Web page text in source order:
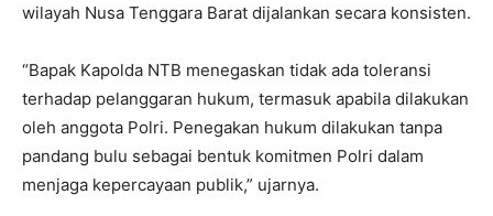
wilayah Nusa Tenggara Barat dijalankan secara konsisten.
“Bapak Kapolda NTB menegaskan tidak ada toleransi
terhadap pelanggaran hukum, termasuk apabila dilakukan
oleh anggota Polri. Penegakan hukum dilakukan tanpa
pandang bulu sebagai bentuk komitmen Polri dalam
menjaga kepercayaan publik,” ujarnya.